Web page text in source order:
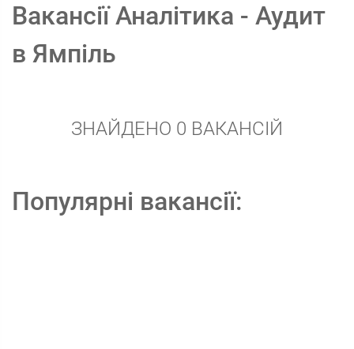
Вакансії Аналітика - Аудит
в Ямпіль
ЗНАЙДЕНО 0 ВАКАНСІЙ
Популярні вакансії: